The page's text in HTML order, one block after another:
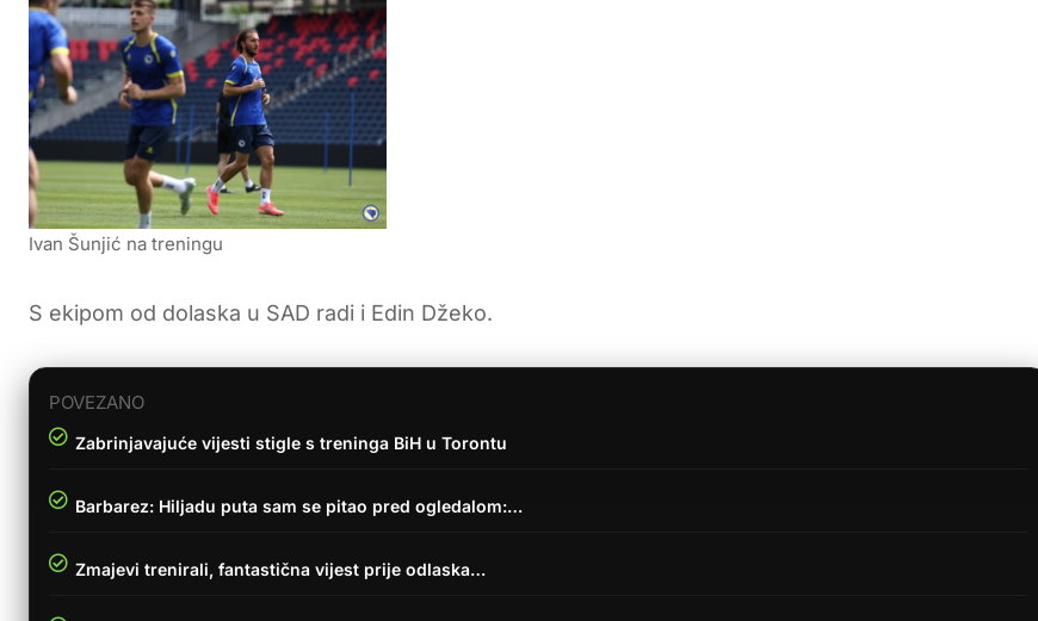
Ivan Šunjić na treningu
S ekipom od dolaska u SAD radi i Edin Džeko.
POVEZANO
Zabrinjavajuće vijesti stigle s treninga BiH u Torontu
Barbarez: Hiljadu puta sam se pitao pred ogledalom:…
Zmajevi trenirali, fantastična vijest prije odlaska…